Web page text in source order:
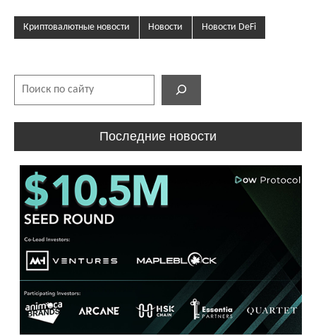
Криптовалютные новости Новости Новости DeFi
Последние новости